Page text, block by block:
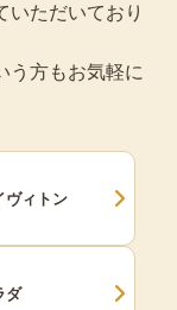
ただいており
う方もお気軽に
ヴィトン
ダ